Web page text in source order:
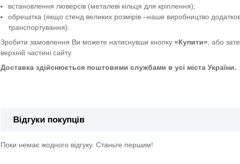
встановлення люверсів (металеві кільця для кріплення);
обрешітка (якщо стенд великих розмірів –наше виробництво
транспортування).
Зробити замовлення Ви можете натиснувши кнопку «Купити» , або
верхній частині сайту.
Доставка здійснюється поштовими службами в усі міста України.
Відгуки покупців
Поки немає жодного відгуку. Станьте першим!